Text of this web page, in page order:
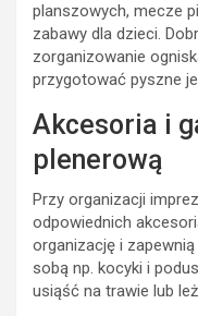
planszowych, mecze
zabawy dla dzieci.
zorganizowanie
przygotować pyszne
Akcesoria i
plenerową
Przy organizacji
odpowiednich
organizację i
sobą np. kocyki i
usiąść na trawie lub